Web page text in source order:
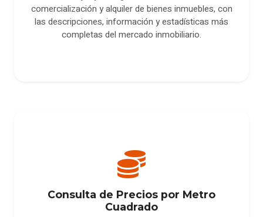
comercialización y alquiler de bienes inmuebles, con
las descripciones, información y estadísticas más
completas del mercado inmobiliario.
Consulta de Precios por Metro
Cuadrado